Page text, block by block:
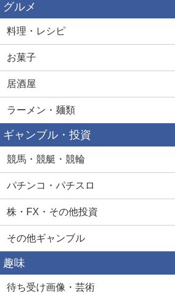
グルメ
料理・レシピ
お菓子
居酒屋
ラーメン・麺類
ギャンブル・投資
競馬・競艇・競輪
パチンコ・パチスロ
株・FX・その他投資
その他ギャンブル
趣味
待ち受け画像・芸術